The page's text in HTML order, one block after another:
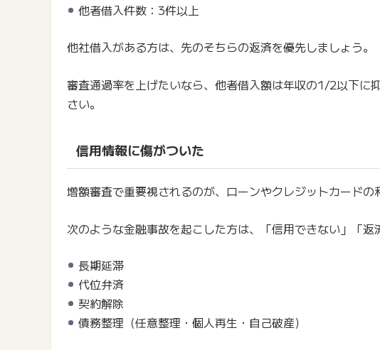
他者借入件数：3件以上
他社借入がある方は、先のそちらの返済を優先しましょう。
審査通過率を上げたいなら、他者借入額は年収の1/2以下に
さい。
信用情報に傷がついた
増額審査で重要視されるのが、ローンやクレジットカードの
次のような金融事故を起こした方は、「信用できない」「返
長期延滞
代位弁済
契約解除
債務整理（任意整理・個人再生・自己破産）